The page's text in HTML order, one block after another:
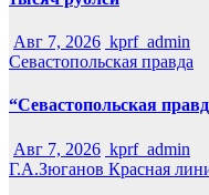
Авг 7, 2026 kprf_admin
Севастопольская правда
“Севастопольская
Авг 7, 2026 kprf_admin
Г.А.Зюганов Красная